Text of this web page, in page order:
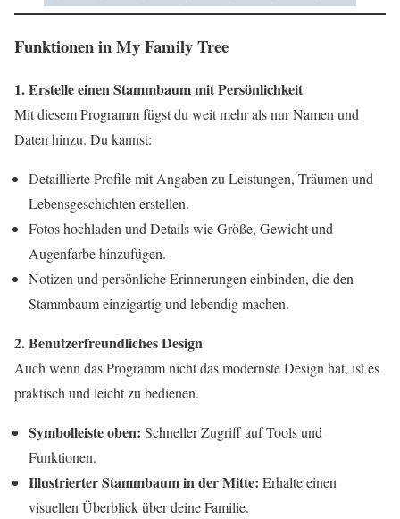
Funktionen in My Family Tree
1. Erstelle einen Stammbaum mit Persönlichkeit
Mit diesem Programm fügst du weit mehr als nur Namen und
Daten hinzu. Du kannst:
Detaillierte Profile mit Angaben zu Leistungen, Träumen und
Lebensgeschichten erstellen.
Fotos hochladen und Details wie Größe, Gewicht und
Augenfarbe hinzufügen.
Notizen und persönliche Erinnerungen einbinden, die den
Stammbaum einzigartig und lebendig machen.
2. Benutzerfreundliches Design
Auch wenn das Programm nicht das modernste Design hat, ist es
praktisch und leicht zu bedienen.
Symbolleiste oben: Schneller Zugriff auf Tools und
Funktionen.
Illustrierter Stammbaum in der Mitte: Erhalte einen
visuellen Überblick über deine Familie.